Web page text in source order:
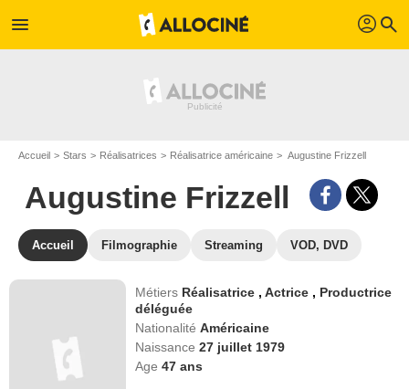
menu profil search
Accueil Stars Réalisatrices Réalisatrice américaine Augustine Frizzell
Augustine Frizzell
Accueil Filmographie Streaming VOD, DVD
Métiers Réalisatrice ,Actrice , Productrice
déléguée
NationalitéAméricaine
Naissance27 juillet 1979
Age47 ans